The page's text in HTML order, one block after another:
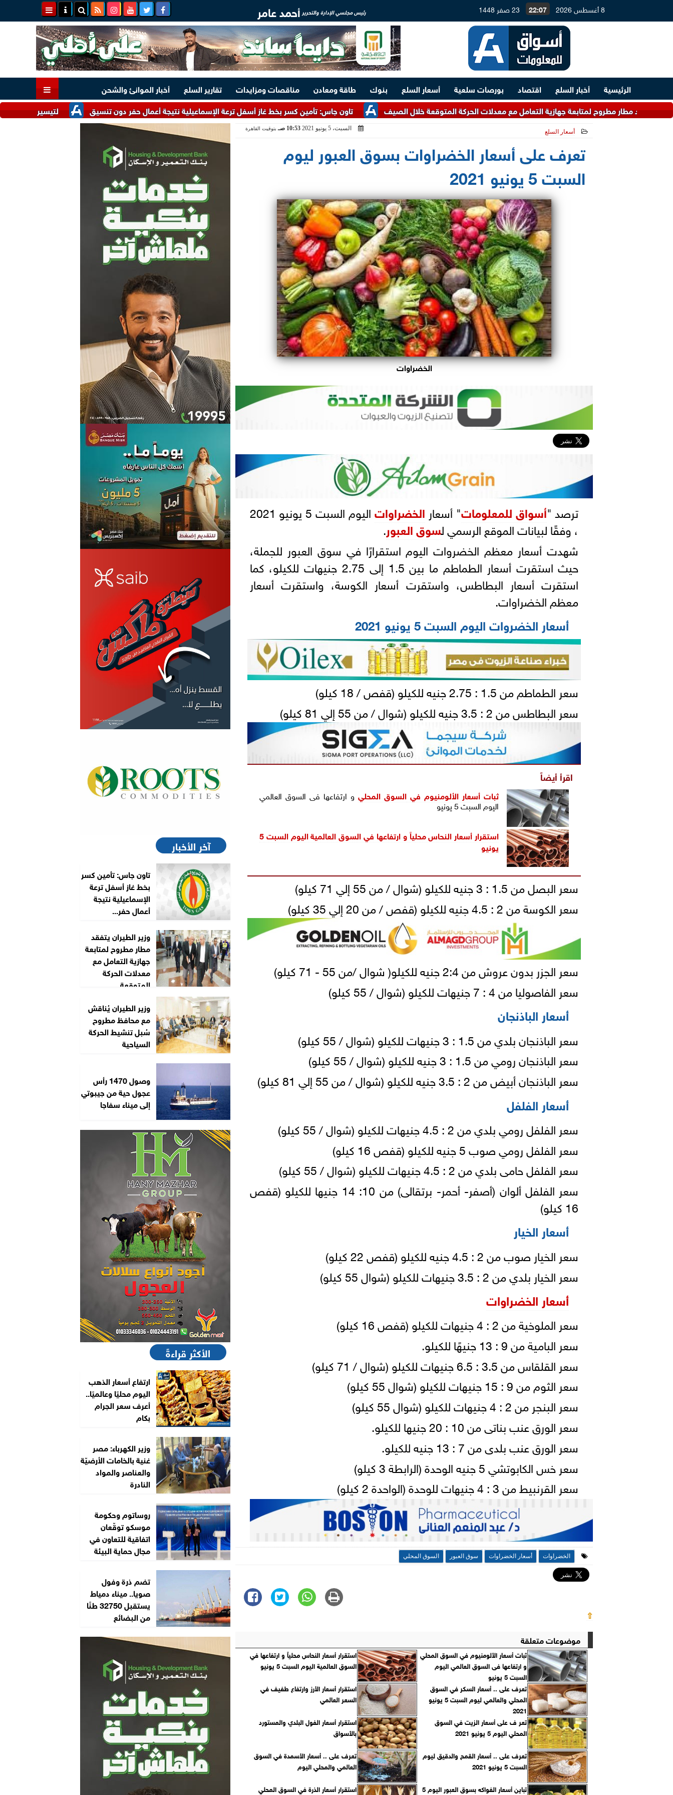
8 أغسطس 2026 22:07 23 صفر 1448 رئيس مجلسي الإدارة والتحرير أحمد عامر
الرئيسية أخبار السلع اقتصاد بورصات سلعية أسعار السلع بنوك طاقة ومعادن مناقصات ومزايدات تقارير السلع
أخبار الموانئ والشحن
لتيسير الإجراءات.. وزارتا الصناعة والاستثمار
تاون جاس: تأمين كسر بخط غاز أسفل ترعة الإسماعيلية نتيجة أعمال حفر دون تنسيق مطروح لمتابعة جهازية التعامل مع معدلات الحركة المتوقعة خلال الصيف
أسعار السلع السبت، 5 يونيو 2021 10:53 صـ بتوقيت القاهرة
تعرف على أسعار الخضراوات بسوق العبور ليوم
السبت 5 يونيو 2021
الخضراوات
ترصد "أسواق للمعلومات" أسعار الخضراوات
اليوم السبت 5 يونيو 2021
، وفقًا لبيانات الموقع الرسمي لسوق العبور.
شهدت أسعار معظم الخضروات اليوم استقرارًا في سوق العبور للجملة،
حيث استقرت أسعار الطماطم ما بين 1.5 إلى 2.75 جنيهات للكيلو، كما
استقرت أسعار البطاطس، واستقرت أسعار الكوسة، واستقرت أسعار
معظم الخضراوات.
أسعار الخضروات اليوم السبت 5 يونيو 2021
سعر الطماطم من 1.5 : 2.75 جنيه للكيلو (قفص / 18 كيلو)
سعر البطاطس من 2 : 3.5 جنيه للكيلو (شوال / من 55 إلي 81 كيلو)
اقرأ أيضاً
ثبات أسعار الألومنيوم في السوق المحلي و ارتفاعها فى السوق العالمي
اليوم السبت 5 يونيو
استقرار أسعار النحاس محلياً و ارتفاعها في السوق العالمية اليوم السبت 5
يونيو
سعر البصل من 1.5 : 3 جنيه للكيلو (شوال / من 55 إلي 71 كيلو)
سعر الكوسة من 2 : 4.5 جنيه للكيلو (قفص / من 20 إلي 35 كيلو)
سعر الجزر بدون عروش من 2:4 جنيه للكيلو( شوال /من 55 - 71 كيلو)
سعر الفاصوليا من 4 : 7 جنيهات للكيلو (شوال / 55 كيلو)
أسعار الباذنجان
سعر الباذنجان بلدي من 1.5 : 3 جنيهات للكيلو (شوال / 55 كيلو)
سعر الباذنجان رومي من 1.5 : 3 جنيه للكيلو (شوال / 55 كيلو)
سعر الباذنجان أبيض من 2 : 3.5 جنيه للكيلو (شوال / من 55 إلي 81 كيلو)
أسعار الفلفل
سعر الفلفل رومي بلدي من 2 : 4.5 جنيهات للكيلو (شوال / 55 كيلو)
سعر الفلفل رومي صوب 5 جنيه للكيلو (قفص 16 كيلو)
سعر الفلفل حامى بلدي من 2 : 4.5 جنيهات للكيلو (شوال / 55 كيلو)
سعر الفلفل ألوان (أصفر- أحمر- برتقالى) من 10: 14 جنيها للكيلو (قفص
16 كيلو)
أسعار الخيار
سعر الخيار صوب من 2 : 4.5 جنيه للكيلو (قفص 22 كيلو)
سعر الخيار بلدي من 2 : 3.5 جنيهات للكيلو (شوال 55 كيلو)
أسعار الخضراوات
سعر الملوخية من 2 : 4 جنيهات للكيلو (قفص 16 كيلو)
سعر البامية من 9 : 13 جنيهًا للكيلو.
سعر القلقاس من 3.5 : 6.5 جنيهات للكيلو (شوال / 71 كيلو)
سعر الثوم من 9 : 15 جنيهات للكيلو (شوال 55 كيلو)
سعر البنجر من 2 : 4 جنيهات للكيلو (شوال 55 كيلو)
سعر الورق عنب بناتى من 10 : 20 جنيها للكيلو.
سعر الورق عنب بلدى من 7 : 13 جنيه للكيلو.
سعر خس الكابوتشي 5 جنيه الوحدة (الرابطة 3 كيلو)
سعر القرنبيط من 3 : 4 جنيهات للوحدة (الواحدة 2 كيلو)
الخضراوات أسعار الخضراوات سوق العبور السوق المحلي
⇧
موضوعات متعلقة
ثبات أسعار الألومنيوم في السوق المحلي
و ارتفاعها فى السوق العالمي اليوم
السبت 5 يونيو
استقرار أسعار النحاس محلياً و ارتفاعها في
السوق العالمية اليوم السبت 5 يونيو
تعرف على .. أسعار السكر في السوق
المحلي والعالمي ليوم السبت 5 يونيو
2021
استقرار أسعار الأرز وارتفاع طفيف في
السعر العالمي
تعر ف على أسعار الزيت في السوق
المحلي اليوم 5 يونيو 2021
استقرار أسعار الفول البلدي والمستورد
بالأسواق
تعرف على .. أسعار القمح والدقيق ليوم
السبت 5 يونيو 2021
تعرف على .. أسعار الأسمدة في السوق
العالمي والمحلي اليوم
تباين أسعار الفواكه بسوق العبور اليوم 5
استقرار أسعار الذرة في السوق المحلي
آخر الأخبار
تاون جاس: تأمين كسر
بخط غاز أسفل ترعة
الإسماعيلية نتيجة
أعمال حفر...
وزير الطيران يتفقد
مطار مطروح لمتابعة
جهازية التعامل مع
معدلات الحركة
المتوقعة...
وزير الطيران يُناقش
مع محافظ مطروح
سُبل تنشيط الحركة
السياحية
وصول 1470 رأس
عجول حية من جيبوتي
إلى ميناء سفاجا
الأكثر قراءةً
ارتفاع أسعار الذهب
اليوم محليًا وعالميًا..
أعرف سعر الجرام
بكام
وزير الكهرباء: مصر
غنية بالخامات الأرضيّة
والعناصر والمواد
النادرة
روساتوم وحكومة
موسكو توقّعان
اتفاقية للتعاون في
مجال حماية البيئة
تضم ذرة وفول
صويا.. ميناء دمياط
يستقبل 32750 طنًا
من البضائع